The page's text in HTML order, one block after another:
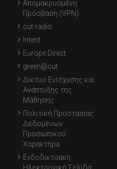
Απομακρυσμένη
Πρόσβαση (VPN)
cut-radio
Intent
Europe Direct
green@cut
Δίκτυο Ενίσχυσης και
Ανάπτυξης της
Μάθησης
Πολιτική Προστασίας
Δεδομένων
Προσωπικού
Χαρακτήρα
Ενδοδικτυακή
Ηλεκτρονική Σελίδα